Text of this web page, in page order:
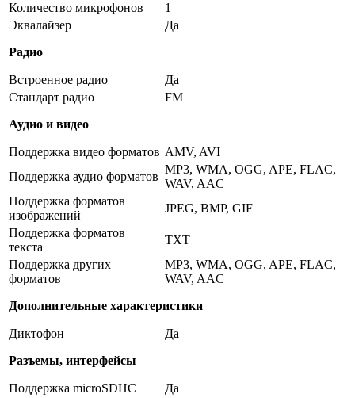
Количество микрофонов
1
Эквалайзер
Да
Радио
Встроенное радио
Да
Стандарт радио
FM
Аудио и видео
Поддержка видео форматов AMV, AVI
Поддержка аудио форматов
MP3, WMA, OGG, APE, FLAC,
WAV, AAC
Поддержка форматов
изображений
JPEG, BMP, GIF
Поддержка форматов
текста
TXT
Поддержка других
форматов
MP3, WMA, OGG, APE, FLAC,
WAV, AAC
Дополнительные характеристики
Диктофон
Да
Разъемы, интерфейсы
Поддержка microSDHC
Да